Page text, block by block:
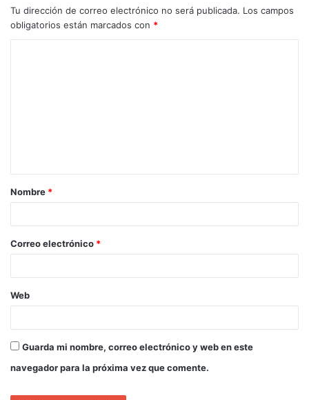
Tu dirección de correo electrónico no será publicada. Los campos
obligatorios están marcados con *
Nombre *
Correo electrónico *
Web
Guarda mi nombre, correo electrónico y web en este
navegador para la próxima vez que comente.